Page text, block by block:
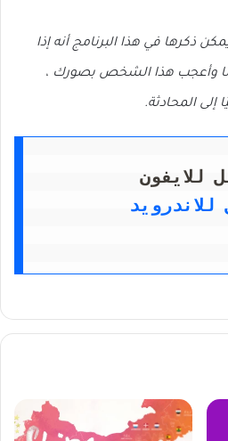
ذكرها في هذا البرنامج أنه إذا
وأعجب هذا الشخص بصورك ،
إلى المحادثة.
للايفون
للاندرويد